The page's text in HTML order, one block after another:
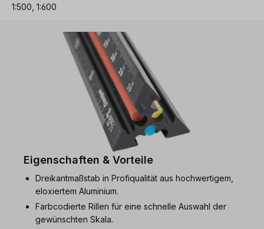
1:500, 1:600
Eigenschaften & Vorteile
Dreikantmaßstab in Profiqualität aus hochwertigem,
eloxiertem Aluminium.
Farbcodierte Rillen für eine schnelle Auswahl der
gewünschten Skala.